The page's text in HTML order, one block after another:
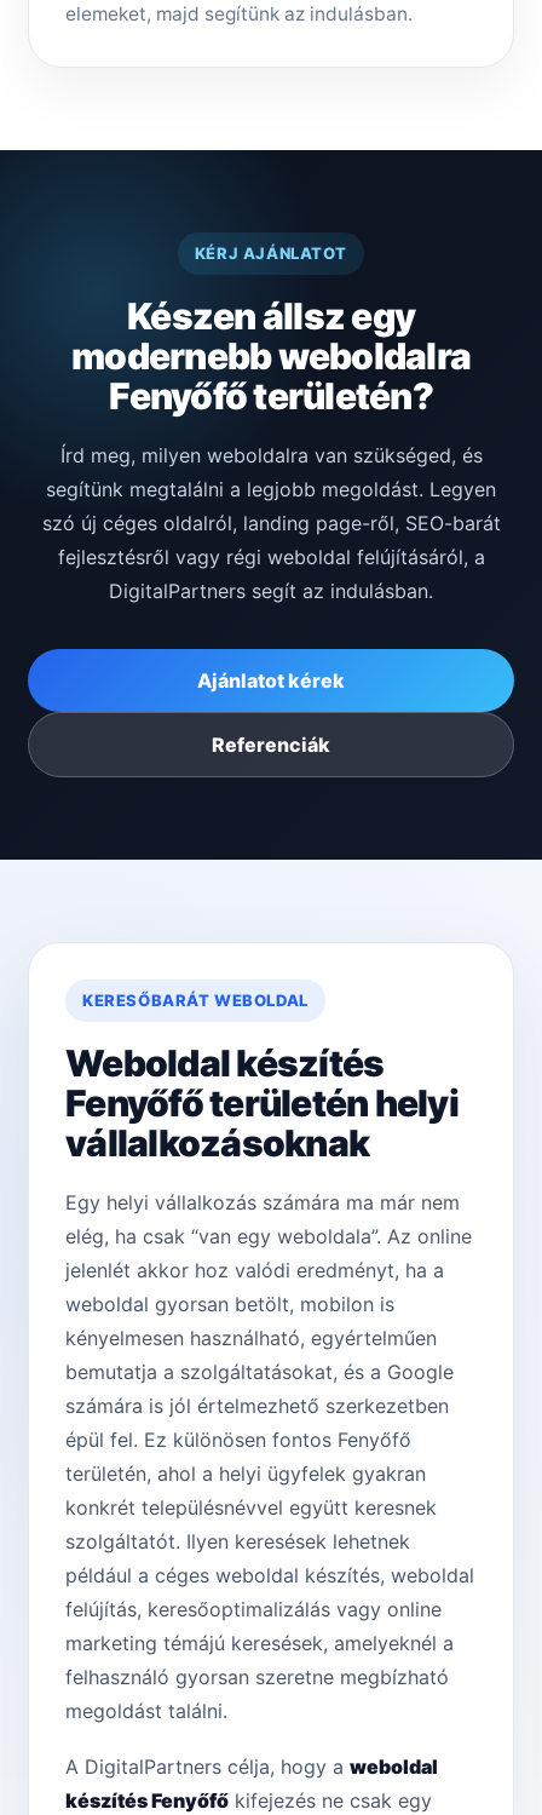
elemeket, majd segítünk az indulásban.
KÉRJ AJÁNLATOT
Készen állsz egy
modernebb weboldalra
Fenyőfő területén?
Írd meg, milyen weboldalra van szükséged, és
segítünk megtalálni a legjobb megoldást. Legyen
szó új céges oldalról, landing page-ről, SEO-barát
fejlesztésről vagy régi weboldal felújításáról, a
DigitalPartners segít az indulásban.
Ajánlatot kérek
Referenciák
KERESŐBARÁT WEBOLDAL
Weboldal készítés
Fenyőfő területén helyi
vállalkozásoknak
Egy helyi vállalkozás számára ma már nem
elég, ha csak “van egy weboldala”. Az online
jelenlét akkor hoz valódi eredményt, ha a
weboldal gyorsan betölt, mobilon is
kényelmesen használható, egyértelműen
bemutatja a szolgáltatásokat, és a Google
számára is jól értelmezhető szerkezetben
épül fel. Ez különösen fontos Fenyőfő
területén, ahol a helyi ügyfelek gyakran
konkrét településnévvel együtt keresnek
szolgáltatót. Ilyen keresések lehetnek
például a céges weboldal készítés, weboldal
felújítás, keresőoptimalizálás vagy online
marketing témájú keresések, amelyeknél a
felhasználó gyorsan szeretne megbízható
megoldást találni.
A DigitalPartners célja, hogy a weboldal
készítés Fenyőfő kifejezés ne csak egy